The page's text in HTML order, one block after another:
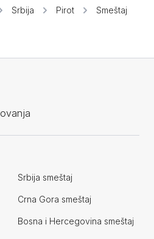
Srbija Pirot
Smeštaj
Srbija smeštaj
Crna Gora smeštaj
Bosna i Hercegovina smeštaj